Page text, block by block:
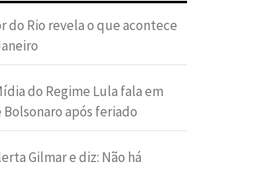
do Rio revela o que acontece
do Regime Lula fala em
Bolsonaro após feriado
Gilmar e diz: Não há